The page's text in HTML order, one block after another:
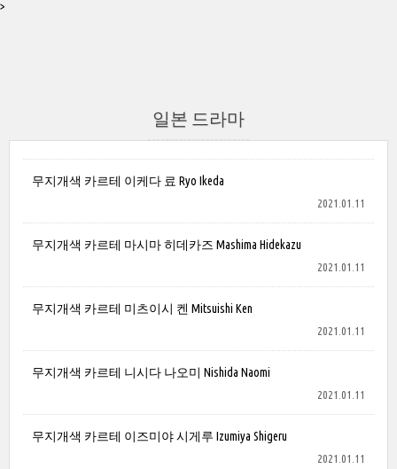
>
일본 드라마
무지개색 카르테 이케다 료 Ryo Ikeda
2021.01.11
무지개색 카르테 마시마 히데카즈 Mashima Hidekazu
2021.01.11
무지개색 카르테 미츠이시 켄 Mitsuishi Ken
2021.01.11
무지개색 카르테 니시다 나오미 Nishida Naomi
2021.01.11
무지개색 카르테 이즈미야 시게루 Izumiya Shigeru
2021.01.11